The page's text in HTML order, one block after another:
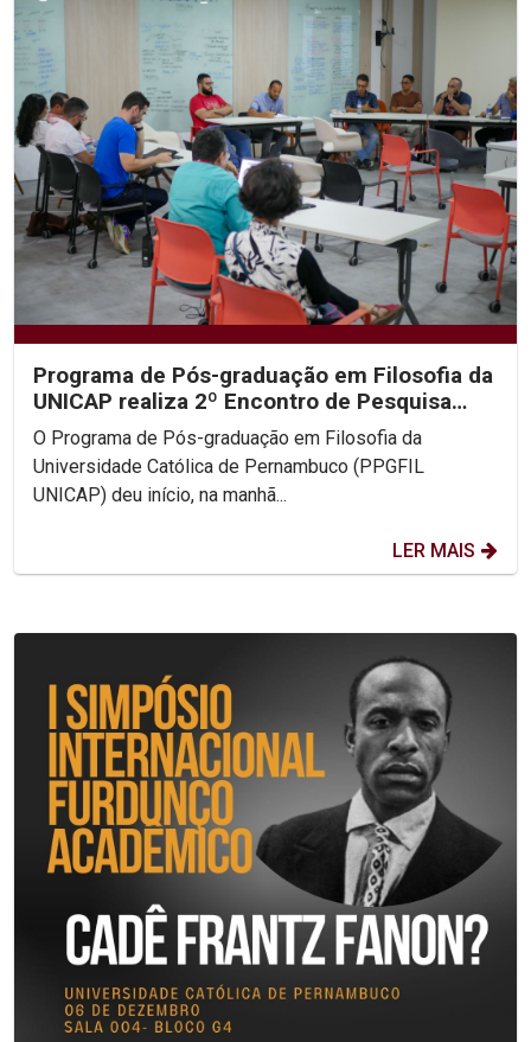
Programa de Pós-graduação em Filosofia da
UNICAP realiza 2º Encontro de Pesquisa
Filosófica em...
O Programa de Pós-graduação em Filosofia da
Universidade Católica de Pernambuco (PPGFIL
UNICAP) deu início, na manhã...
LER MAIS